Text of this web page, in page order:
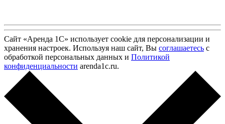
Сайт «Аренда 1С» использует cookie для персонализации и
хранения настроек. Используя наш сайт, Вы соглашаетесь с
обработкой персональных данных и Политикой
конфиденциальности arenda1c.ru.